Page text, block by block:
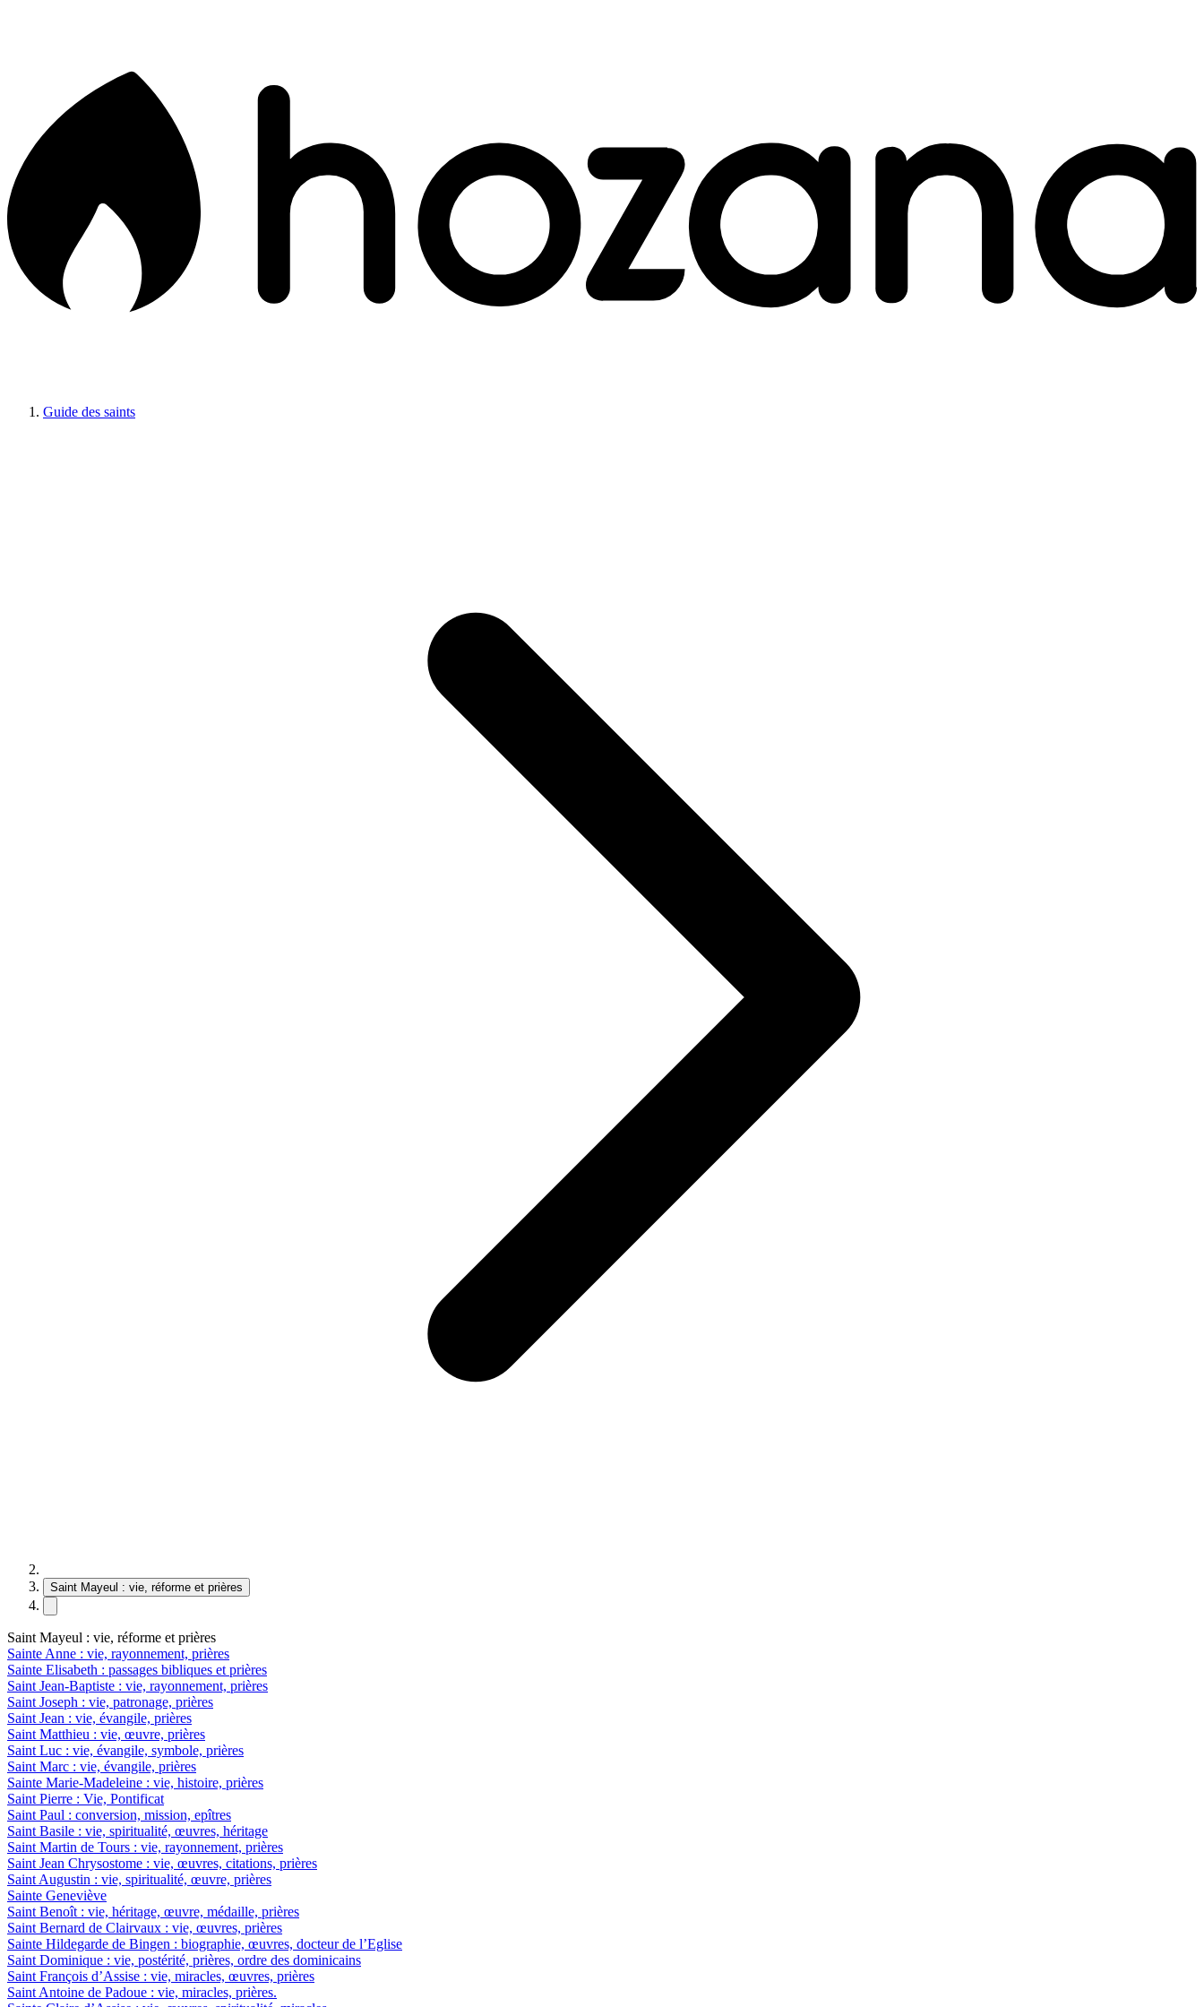
Guide des saints
Saint Mayeul : vie, réforme et prières
Saint Mayeul : vie, réforme et prières
Sainte Anne : vie, rayonnement, prières
Sainte Elisabeth : passages bibliques et prières
Saint Jean-Baptiste : vie, rayonnement, prières
Saint Joseph : vie, patronage, prières
Saint Jean : vie, évangile, prières
Saint Matthieu : vie, œuvre, prières
Saint Luc : vie, évangile, symbole, prières
Saint Marc : vie, évangile, prières
Sainte Marie-Madeleine : vie, histoire, prières
Saint Pierre : Vie, Pontificat
Saint Paul : conversion, mission, epîtres
Saint Basile : vie, spiritualité, œuvres, héritage
Saint Martin de Tours : vie, rayonnement, prières
Saint Jean Chrysostome : vie, œuvres, citations, prières
Saint Augustin : vie, spiritualité, œuvre, prières
Sainte Geneviève
Saint Benoît : vie, héritage, œuvre, médaille, prières
Saint Bernard de Clairvaux : vie, œuvres, prières
Sainte Hildegarde de Bingen : biographie, œuvres, docteur de l’Eglise
Saint Dominique : vie, postérité, prières, ordre des dominicains
Saint François d’Assise : vie, miracles, œuvres, prières
Saint Antoine de Padoue : vie, miracles, prières.